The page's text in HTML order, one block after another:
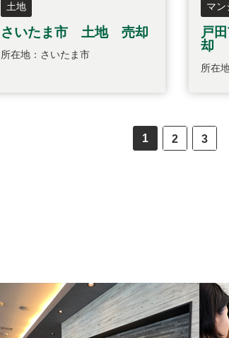
土地
さいたま市 土地 売却
所在地：さいたま市
マン
戸
却
所在
1 2 3